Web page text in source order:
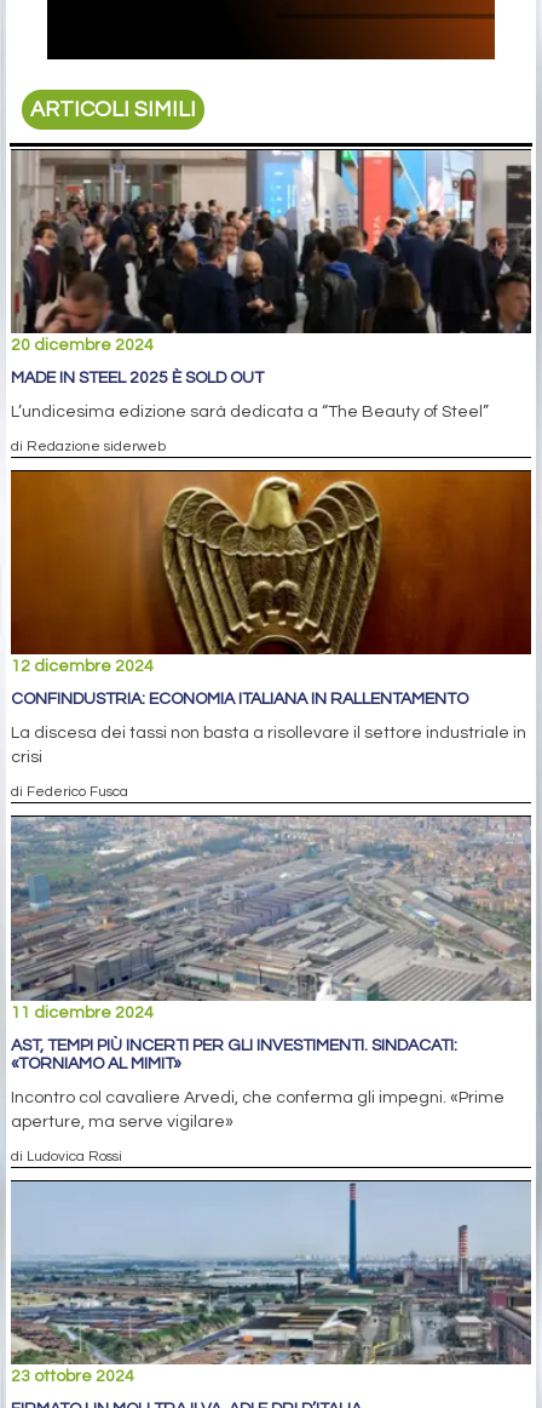
ARTICOLI SIMILI
20 dicembre 2024
MADE IN STEEL 2025 È SOLD OUT
L’undicesima edizione sarà dedicata a “The Beauty of Steel”
di Redazione siderweb
12 dicembre 2024
CONFINDUSTRIA: ECONOMIA ITALIANA IN RALLENTAMENTO
La discesa dei tassi non basta a risollevare il settore industriale in
crisi
di Federico Fusca
11 dicembre 2024
AST, TEMPI PIÙ INCERTI PER GLI INVESTIMENTI. SINDACATI:
«TORNIAMO AL MIMIT»
Incontro col cavaliere Arvedi, che conferma gli impegni. «Prime
aperture, ma serve vigilare»
di Ludovica Rossi
23 ottobre 2024